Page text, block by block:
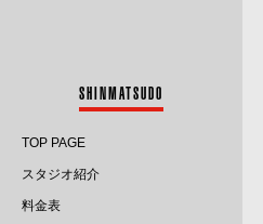
2024.6
SHINMATSUDO
TOP PAGE
スタジオ紹介
料金表